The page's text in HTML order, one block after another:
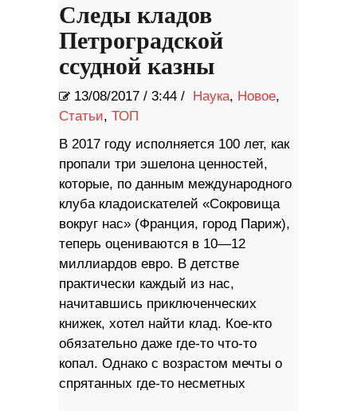
Следы кладов
Петроградской
ссудной казны
13/08/2017 / 3:44 / Наука, Новое,
Статьи, ТОП
В 2017 году исполняется 100 лет, как
пропали три эшелона ценностей,
которые, по данным международного
клуба кладоискателей «Сокровища
вокруг нас» (Франция, город Париж),
теперь оцениваются в 10—12
миллиардов евро. В детстве
практически каждый из нас,
начитавшись приключенческих
книжек, хотел найти клад. Кое-кто
обязательно даже где-то что-то
копал. Однако с возрастом мечты о
спрятанных где-то несметных